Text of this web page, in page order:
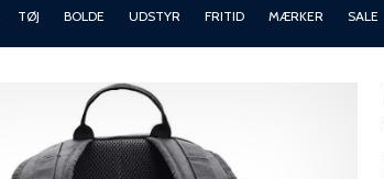
TØJ BOLDE UDSTYR FRITID MÆRKER SALE